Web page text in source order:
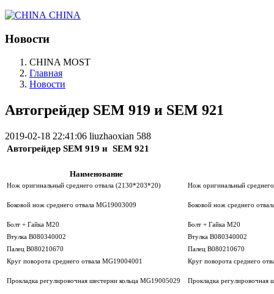
CHINA
Новости
CHINA MOST
Главная
Новости
Автогрейдер SEM 919 и SEM 921
2019-02-18 22:41:06 liuzhaoxian 588
Автогрейдер SEM 919 и SEM 921
Наименование
Нож оригинальный среднего отвала (2130*203*20) Нож оригинальный
Боковой нож среднего отвала MG19003009 Боковой нож среднего
Болт + Гайка М20
Болт + Гайка М20
Втулка В080340002
Втулка В080340002
Палец В080210670
Палец В080210670
Круг поворота среднего отвала MG19004001
Круг поворота среднего
Прокладка регулировочная шестерни кольца MG19005029 Прокладка регулировочная